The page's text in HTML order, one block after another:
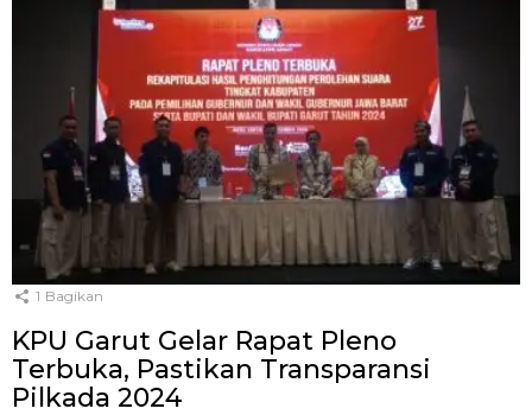
1 Bagikan
KPU Garut Gelar Rapat Pleno
Terbuka, Pastikan Transparansi
Pilkada 2024